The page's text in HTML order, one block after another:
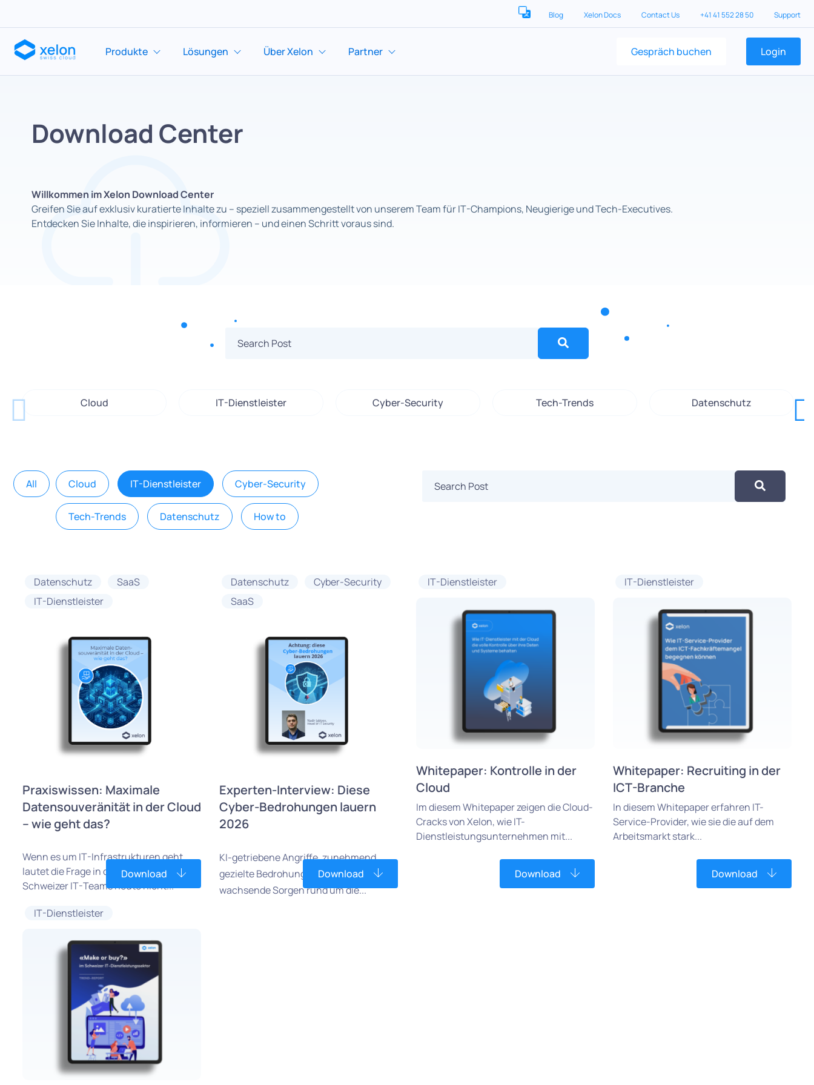
Blog Xelon Docs Contact Us +41 41 552 28 50 Support
Produkte Lösungen Über Xelon Partner Gespräch buchen Login
Download Center
Willkommen im Xelon Download Center
Greifen Sie auf exklusiv kuratierte Inhalte zu – speziell zusammengestellt von unserem Team für IT-Champions, Neugierige und Tech-Executives.
Entdecken Sie Inhalte, die inspirieren, informieren – und einen Schritt voraus sind.
Cloud IT-Dienstleister Cyber-Security Tech-Trends Datenschutz
All Cloud IT-Dienstleister Cyber-Security
Tech-Trends Datenschutz How to
Datenschutz
SaaS
IT-Dienstleister
Praxiswissen: Maximale
Datensouveränität in der Cloud
– wie geht das?
Wenn es um IT-Infrastrukturen geht,
lautet die Frage in den meisten
Schweizer IT-Teams heute nicht...
Download
Datenschutz
Cyber-Security
SaaS
Experten-Interview: Diese
Cyber-Bedrohungen lauern
2026
KI-getriebene Angriffe, zunehmend
gezielte Bedrohungsakteure und
wachsende Sorgen rund um die...
Download
IT-Dienstleister
Whitepaper: Kontrolle in der
Cloud
Im diesem Whitepaper zeigen die Cloud-
Cracks von Xelon, wie IT-
Dienstleistungsunternehmen mit...
Download
IT-Dienstleister
Whitepaper: Recruiting in der
ICT-Branche
In diesem Whitepaper erfahren IT-
Service-Provider, wie sie die auf dem
Arbeitsmarkt stark...
Download
IT-Dienstleister